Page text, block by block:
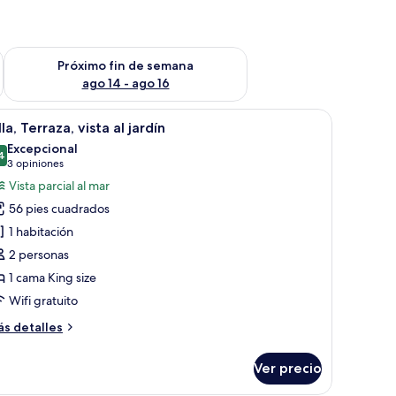
semana ago 7 - ago 9
Próximo fin de semana
ago 14 - ago 16
Consulta la disponibilidad para el próximo fin de semana ago
de lounge de madera, una estructura de techo de paja y abundante
Una piscina infinita con sillones de
9 Terraza, vista al jardín
de 10
Excepcional
3 opiniones
(3
opiniones)
Vista parcial al mar
56 pies cuadrados
1 habitación
2 personas
1 cama King size
Wifi gratuito
detalles
Ver precio